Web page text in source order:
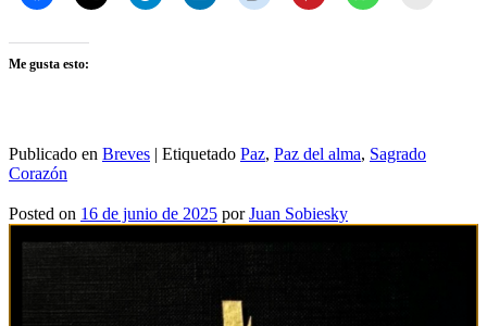
Me gusta esto:
Publicado en Breves | Etiquetado Paz, Paz del alma, Sagrado
Corazón
Posted on 16 de junio de 2025 porJuan Sobiesky